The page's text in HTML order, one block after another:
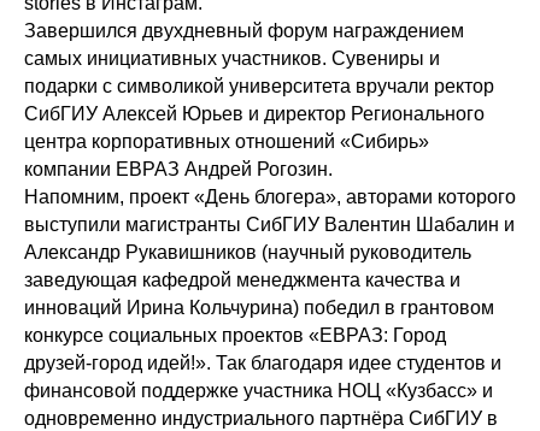
Завершился двухдневный форум награждением
самых инициативных участников. Сувениры и
подарки с символикой университета вручали ректор
СибГИУ Алексей Юрьев и директор Регионального
центра корпоративных отношений «Сибирь»
компании ЕВРАЗ Андрей Рогозин.
Напомним, проект «День блогера», авторами которого
выступили магистранты СибГИУ Валентин Шабалин и
Александр Рукавишников (научный руководитель
заведующая кафедрой менеджмента качества и
инноваций Ирина Кольчурина) победил в грантовом
конкурсе социальных проектов «ЕВРАЗ: Город
друзей-город идей!». Так благодаря идее студентов и
финансовой поддержке участника НОЦ «Кузбасс» и
одновременно индустриального партнёра СибГИУ в